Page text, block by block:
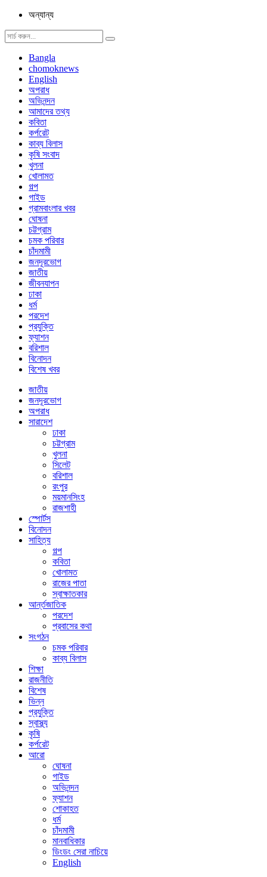
অন্যান্য
Bangla
chomoknews
English
অপরাধ
অভিনন্দন
আমাদের তথ্য
কবিতা
কর্পরেট
কাব্য বিলাস
কৃষি সংবাদ
খুলনা
খোলামত
গল্প
গাইড
গ্রামবাংলার খবর
ঘোষনা
চট্টগ্রাম
চমক পরিবার
চাঁদমামী
জনদূরভোগ
জাতীয়
জীবনযাপন
ঢাকা
ধর্ম
পরদেশ
প্রযুক্তি
ফ্যাশন
বরিশাল
বিনোদন
বিশেষ খবর
জাতীয়
জনদূরভোগ
অপরাধ
সারাদেশ
ঢাকা
চট্টগ্রাম
খুলনা
সিলেট
বরিশাল
রংপুর
ময়মানসিংহ
রাজশাহী
স্পোর্টস
বিনোদন
সাহিত্য
গল্প
কবিতা
খোলামত
রাজের পাতা
স্বাক্ষাতকার
আর্ন্তজাতিক
পরদেশ
প্রবাসের কথা
সংগঠন
চমক পরিবার
কাব্য বিলাস
শিক্ষা
রাজনীতি
বিশেষ
ভিন্ন
প্রযুক্তি
স্বাস্থ্য
কৃষি
কর্পরেট
আরো
ঘোষনা
গাইড
অভিনন্দন
ফ্যাশন
শোকাহত
ধর্ম
চাঁদমামী
মানবাধিকার
ডিংডং সেরা নাচিয়ে
English